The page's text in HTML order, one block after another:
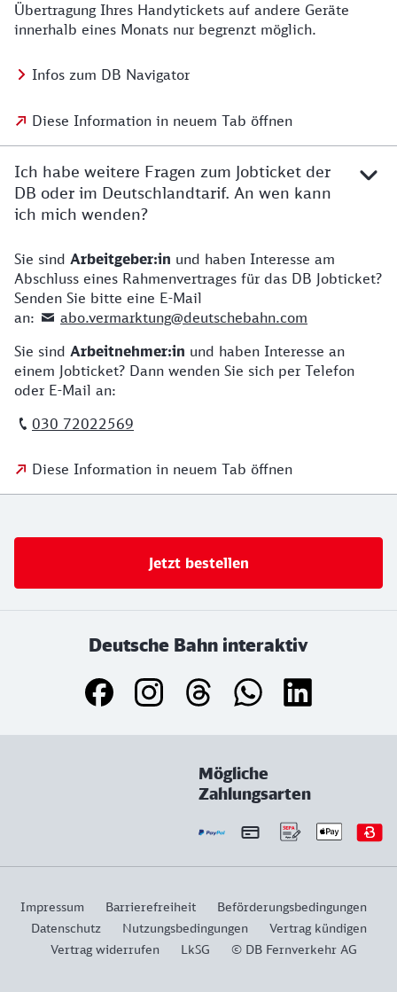
Übertragung Ihres Handytickets auf andere Geräte
innerhalb eines Monats nur begrenzt möglich.
Infos zum DB Navigator
Diese Information in neuem Tab öffnen
Ich habe weitere Fragen zum Jobticket der
DB oder im Deutschlandtarif. An wen kann
ich mich wenden?
Sie sind Arbeitgeber:in und haben Interesse am
Abschluss eines Rahmenvertrages für das DB Jobticket?
Senden Sie bitte eine E-Mail
an:
abo.vermarktung@deutschebahn.com
Sie sind Arbeitnehmer:in und haben Interesse an
einem Jobticket? Dann wenden Sie sich per Telefon
oder E-Mail an:
030 72022569
Diese Information in neuem Tab öffnen
Jetzt bestellen
Deutsche Bahn interaktiv
Mögliche
Zahlungsarten
Impressum Barrierefreiheit
Beförderungsbedingungen
Datenschutz
Nutzungsbedingungen
Vertrag kündigen
Vertrag widerrufen
LkSG © DB Fernverkehr AG